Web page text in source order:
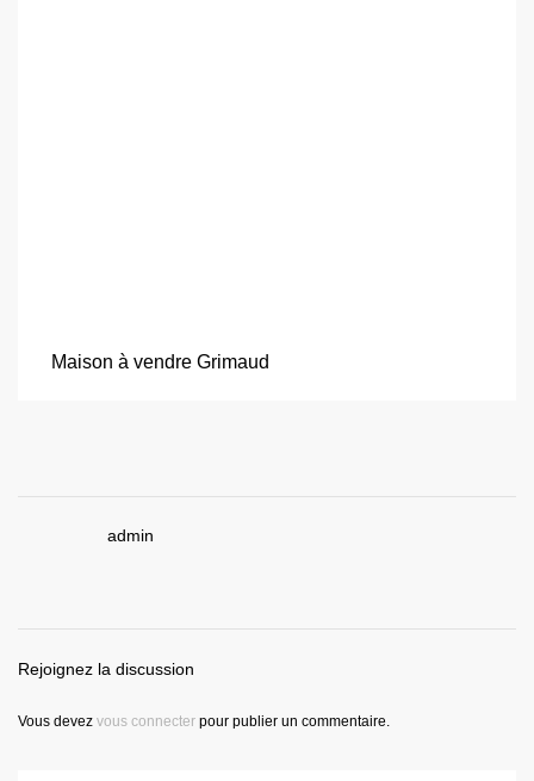
Maison à vendre Grimaud
admin
Rejoignez la discussion
Vous devez vous connecter pour publier un commentaire.